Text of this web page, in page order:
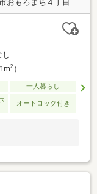
おもろまち４丁目
し
2）
一人暮らし
オートロック付き